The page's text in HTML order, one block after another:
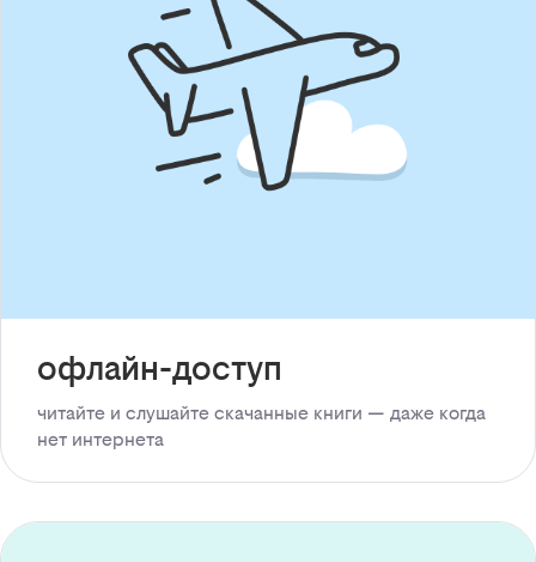
офлайн-доступ
читайте и слушайте скачанные книги — даже когда
нет интернета